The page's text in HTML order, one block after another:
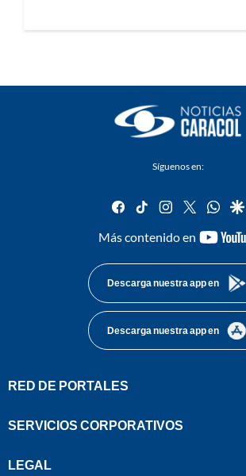
Síguenos en:
facebook
tiktok instagram
twitter
Más contenido en
Descarga nuestra app en
Descarga nuestra app en
RED DE PORTALES
SERVICIOS CORPORATIVOS
LEGAL